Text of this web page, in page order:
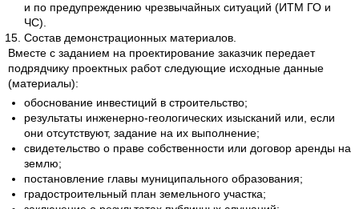
и по предупреждению чрезвычайных ситуаций (ИТМ ГО и
ЧС).
Состав демонстрационных материалов.
Вместе с заданием на проектирование заказчик передает
подрядчику проектных работ следующие исходные данные
(материалы):
обоснование инвестиций в строительство;
результаты инженерно-геологических изысканий или, если
они отсутствуют, задание на их выполнение;
свидетельство о праве собственности или договор аренды на
землю;
постановление главы муниципального образования;
градостроительный план земельного участка;